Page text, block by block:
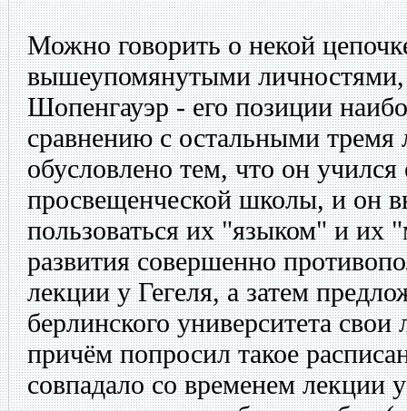
Можно говорить о некой
вышеупомянутыми личностями,
Шопенгауэр - его позиции
сравнению с остальными тремя
обусловлено тем, что он
просвещенческой школы, и он
пользоваться их "языком" и
развития совершенно
лекции у Гегеля, а затем
берлинского университета
причём попросил такое
совпадало со временем лекции